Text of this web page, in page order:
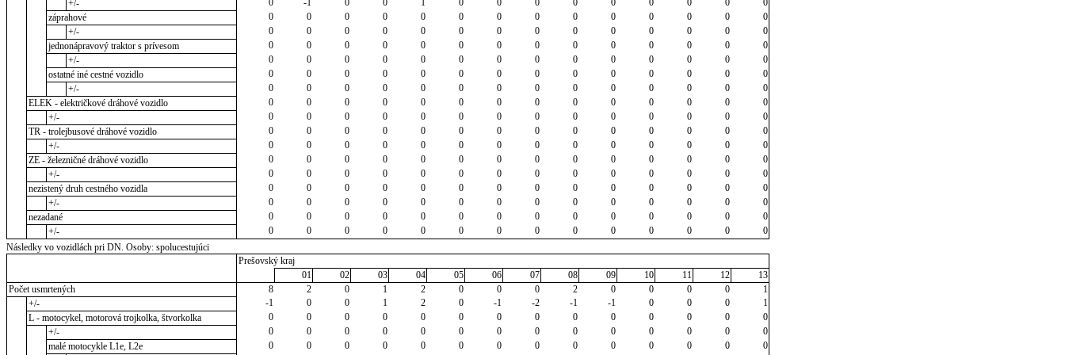
+/-
0 -1 0 0 1 0 0 0 0 0 0 0 0
0
záprahové
0 0 0 0 0 0 0 0 0 0 0 0 0
0
+/-
0 0 0 0 0 0 0 0 0 0 0 0 0
0
jednonápravový traktor s prívesom
0 0 0 0 0 0 0 0 0 0 0 0 0
0
+/-
0 0 0 0 0 0 0 0 0 0 0 0 0
0
ostatné iné cestné vozidlo
0 0 0 0 0 0 0 0 0 0 0 0 0
0
+/-
0 0 0 0 0 0 0 0 0 0 0 0 0
0
ELEK - električkové dráhové vozidlo
0 0 0 0 0 0 0 0 0 0 0 0 0
0
+/-
0 0 0 0 0 0 0 0 0 0 0 0 0
0
TR - trolejbusové dráhové vozidlo
0 0 0 0 0 0 0 0 0 0 0 0 0
0
+/-
0 0 0 0 0 0 0 0 0 0 0 0 0
0
ZE - železničné dráhové vozidlo
0 0 0 0 0 0 0 0 0 0 0 0 0
0
+/-
0 0 0 0 0 0 0 0 0 0 0 0 0
0
nezistený druh cestného vozidla
0 0 0 0 0 0 0 0 0 0 0 0 0
0
+/-
0 0 0 0 0 0 0 0 0 0 0 0 0
0
nezadané
0 0 0 0 0 0 0 0 0 0 0 0 0
0
+/-
0 0 0 0 0 0 0 0 0 0 0 0 0
0
Následky vo vozidlách pri DN. Osoby: spolucestujúci
Prešovský kraj
01
02 03 04 05 06 07 08 09 10 11 12
13
Počet usmrtených
8 2 0 1 2 0 0 0 2 0 0 0 0
1
+/-
-1 0 0 1 2 0 -1 -2 -1 -1 0 0 0
1
L - motocykel, motorová trojkolka, štvorkolka
0 0 0 0 0 0 0 0 0 0 0 0 0
0
+/-
0 0 0 0 0 0 0 0 0 0 0 0 0
0
malé motocykle L1e, L2e
0 0 0 0 0 0 0 0 0 0 0 0 0
0